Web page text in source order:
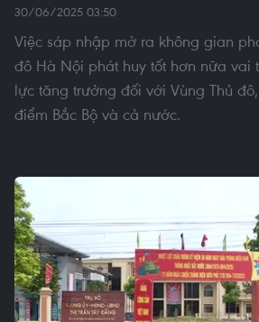
30/06/2025 03:50
Việc sáp nhập mở ra không gian
đô Hà Nội phát huy tốt hơn nữa vai
lực tăng trưởng đối với Vùng Thủ
điểm Bắc Bộ và cả nước.